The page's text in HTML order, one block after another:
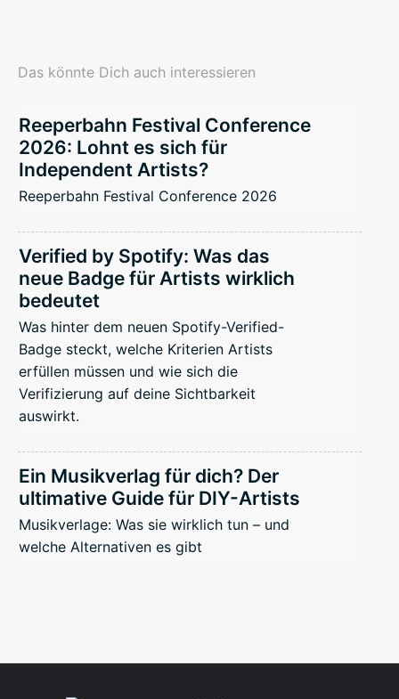
Das könnte Dich auch interessieren
Reeperbahn Festival Conference
2026: Lohnt es sich für
Independent Artists?
Reeperbahn Festival Conference 2026
Verified by Spotify: Was das
neue Badge für Artists wirklich
bedeutet
Was hinter dem neuen Spotify-Verified-
Badge steckt, welche Kriterien Artists
erfüllen müssen und wie sich die
Verifizierung auf deine Sichtbarkeit
auswirkt.
Ein Musikverlag für dich? Der
ultimative Guide für DIY-Artists
Musikverlage: Was sie wirklich tun – und
welche Alternativen es gibt